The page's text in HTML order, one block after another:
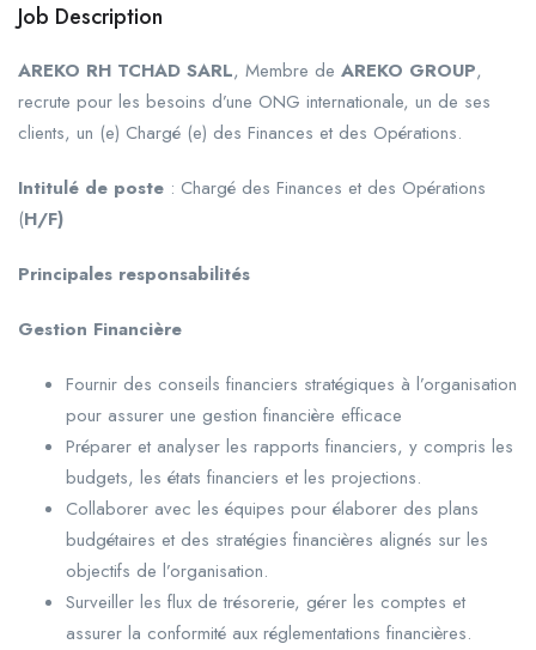
Job Description
AREKO RH TCHAD SARL, Membre de AREKO GROUP,
recrute pour les besoins d’une ONG internationale, un de ses
clients, un (e) Chargé (e) des Finances et des Opérations.
Intitulé de poste : Chargé des Finances et des Opérations
(H/F)
Principales responsabilités
Gestion Financière
Fournir des conseils financiers stratégiques à l’organisation
pour assurer une gestion financière efficace
Préparer et analyser les rapports financiers, y compris les
budgets, les états financiers et les projections.
Collaborer avec les équipes pour élaborer des plans
budgétaires et des stratégies financières alignés sur les
objectifs de l’organisation.
Surveiller les flux de trésorerie, gérer les comptes et
assurer la conformité aux réglementations financières.